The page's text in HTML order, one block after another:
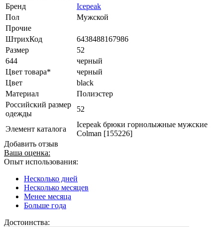
Бренд
Icepeak
Пол
Мужской
Прочие
ШтрихКод
6438488167986
Размер
52
644
черный
Цвет товара*
черный
Цвет
black
Материал
Полиэстер
Российский размер
одежды
52
Элемент каталога
Icepeak брюки горнолыжные мужские
Colman [155226]
Добавить отзыв
Ваша оценка:
Опыт использования:
Несколько дней
Несколько месяцев
Менее месяца
Больше года
Достоинства: